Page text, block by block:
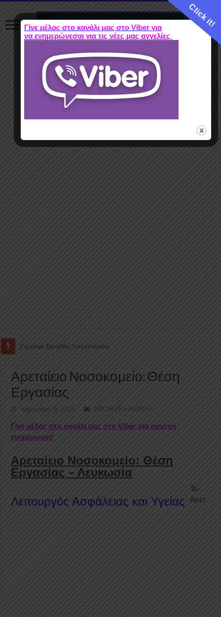
Ζητείται Υπάλληλος για γέμισμα και ανεφοδιασμό αυτόματων
Αρεταίειο Νοσοκομείο: Θέση
Εργασίας
September 9, 2025 ARCHIVE / ΑΡΧΕΙΟ
Γίνε μέλος στο κανάλι μας στο Viber για συνεχή
ενημέρωση!
Αρεταίειο Νοσοκομείο: Θέση
Εργασίας – Λευκωσία
Λειτουργός Ασφάλειας και Υγείας
Το
Αρετ
Click it!
Γίνε μέλος στο κανάλι μας στο Viber για
να ενημερώνεσαι για τις νέες μας αγγελίες